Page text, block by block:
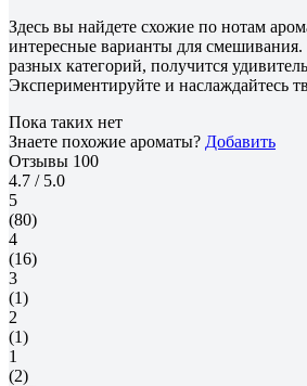
Здесь вы найдете схожие по нотам
интересные варианты для
разных категорий, получится
Экспериментируйте и наслаждайтесь
Пока таких нет
Знаете похожие ароматы? Добавить
Отзывы 100
4.7 / 5.0
5
(80)
4
(16)
3
(1)
2
(1)
1
(2)